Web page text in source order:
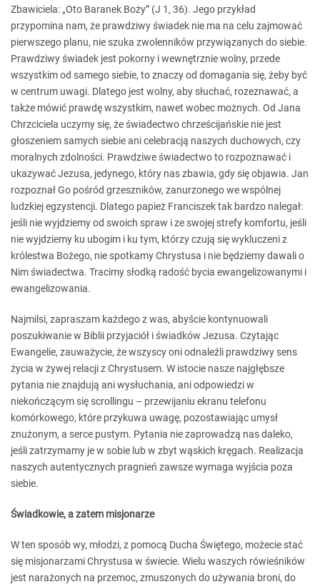
Zbawiciela: „Oto Baranek Boży” (J 1, 36). Jego przykład
przypomina nam, że prawdziwy świadek nie ma na celu zajmować
pierwszego planu, nie szuka zwolenników przywiązanych do siebie.
Prawdziwy świadek jest pokorny i wewnętrznie wolny, przede
wszystkim od samego siebie, to znaczy od domagania się, żeby być
w centrum uwagi. Dlatego jest wolny, aby słuchać, rozeznawać, a
także mówić prawdę wszystkim, nawet wobec możnych. Od Jana
Chrzciciela uczymy się, że świadectwo chrześcijańskie nie jest
głoszeniem samych siebie ani celebracją naszych duchowych, czy
moralnych zdolności. Prawdziwe świadectwo to rozpoznawać i
ukazywać Jezusa, jedynego, który nas zbawia, gdy się objawia. Jan
rozpoznał Go pośród grzeszników, zanurzonego we wspólnej
ludzkiej egzystencji. Dlatego papież Franciszek tak bardzo nalegał:
jeśli nie wyjdziemy od swoich spraw i ze swojej strefy komfortu, jeśli
nie wyjdziemy ku ubogim i ku tym, którzy czują się wykluczeni z
królestwa Bożego, nie spotkamy Chrystusa i nie będziemy dawali o
Nim świadectwa. Tracimy słodką radość bycia ewangelizowanymi i
ewangelizowania.
Najmilsi, zapraszam każdego z was, abyście kontynuowali
poszukiwanie w Biblii przyjaciół i świadków Jezusa. Czytając
Ewangelie, zauważycie, że wszyscy oni odnaleźli prawdziwy sens
życia w żywej relacji z Chrystusem. W istocie nasze najgłębsze
pytania nie znajdują ani wysłuchania, ani odpowiedzi w
niekończącym się scrollingu – przewijaniu ekranu telefonu
komórkowego, które przykuwa uwagę, pozostawiając umysł
znużonym, a serce pustym. Pytania nie zaprowadzą nas daleko,
jeśli zatrzymamy je w sobie lub w zbyt wąskich kręgach. Realizacja
naszych autentycznych pragnień zawsze wymaga wyjścia poza
siebie.
Świadkowie, a zatem misjonarze
W ten sposób wy, młodzi, z pomocą Ducha Świętego, możecie stać
się misjonarzami Chrystusa w świecie. Wielu waszych rówieśników
jest narażonych na przemoc, zmuszonych do używania broni, do